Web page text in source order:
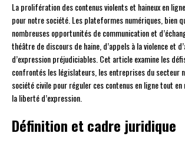
La prolifération des contenus violents et haineux en
pour notre société. Les plateformes numériques, bien
nombreuses opportunités de communication et
théâtre de discours de haine, d’appels à la violence et
d’expression préjudiciables. Cet article examine les
confrontés les législateurs, les entreprises du secteur
société civile pour réguler ces contenus en ligne tout
la liberté d’expression.
Définition et cadre juridique